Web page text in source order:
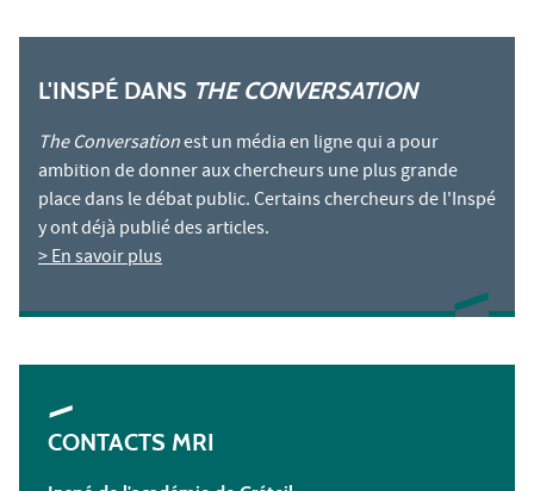
L'INSPÉ DANS THE CONVERSATION
The Conversationest un média en ligne qui a pour
ambition de donner aux chercheurs une plus grande
place dans le débat public. Certains chercheurs de l'Inspé
y ont déjà publié des articles.
> En savoir plus
CONTACTS MRI